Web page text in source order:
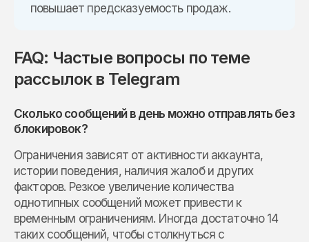
повышает предсказуемость продаж.
FAQ: Частые вопросы по теме
рассылок в Telegram
Сколько сообщений в день можно отправлять без
блокировок?
Ограничения зависят от активности аккаунта,
истории поведения, наличия жалоб и других
факторов. Резкое увеличение количества
однотипных сообщений может привести к
временным ограничениям. Иногда достаточно 14
таких сообщений, чтобы столкнуться с